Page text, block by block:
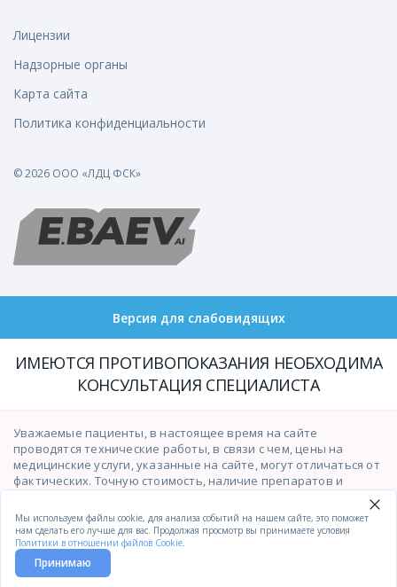
Лицензии
Надзорные органы
Карта сайта
Политика конфиденциальности
© 2026 ООО «ЛДЦ ФСК»
Версия для слабовидящих
ИМЕЮТСЯ ПРОТИВОПОКАЗАНИЯ НЕОБХОДИМА
КОНСУЛЬТАЦИЯ СПЕЦИАЛИСТА
Уважаемые пациенты, в настоящее время на сайте
проводятся технические работы, в связи с чем, цены на
медицинские услуги, указанные на сайте, могут отличаться от
фактических. Точную стоимость, наличие препаратов и
возможность оказания медицинских услуг просим уточнять у
операторов контакт-центра по телефону(391)201-03-03.
Приносим свои извинения за временные неудобства.
Главная Услуги и цены
Мы используем файлы cookie, для анализа событий на нашем сайте, это поможет
нам сделать его лучше для вас. Продолжая просмотр вы принимаете условия
Политики в отношении файлов Cookie.
Принимаю